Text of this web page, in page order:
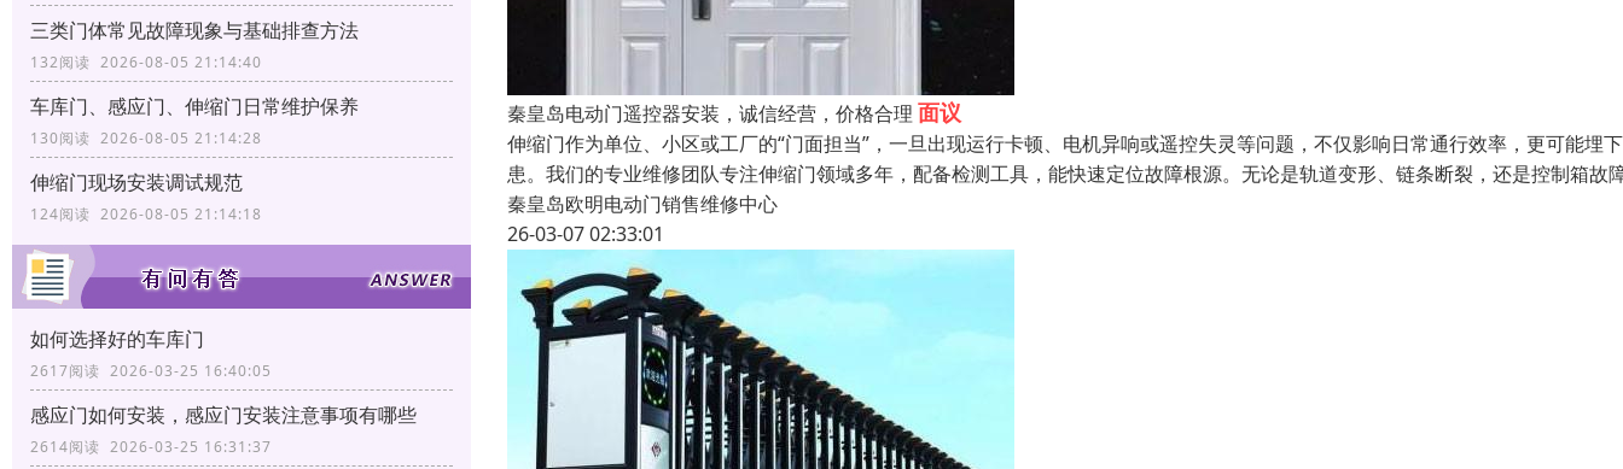
三类门体常见故障现象与基础排查方法
132阅读 2026-08-05 21:14:40
车库门、感应门、伸缩门日常维护保养
130阅读 2026-08-05 21:14:28
伸缩门现场安装调试规范
124阅读 2026-08-05 21:14:18
如何选择好的车库门
2617阅读 2026-03-25 16:40:05
感应门如何安装，感应门安装注意事项有哪些
2614阅读 2026-03-25 16:31:37
秦皇岛电动门遥控器安装，诚信经营，价格合理 面议
伸缩门作为单位、小区或工厂的“门面担当”，一旦出现运行卡顿、电机异响或遥控失灵等问题，不仅影响日常通行效率，更可能埋
患。我们的专业维修团队专注伸缩门领域多年，配备检测工具，能快速定位故障根源。无论是轨道变形、链条断裂，还是控制箱故
秦皇岛欧明电动门销售维修中心
26-03-07 02:33:01